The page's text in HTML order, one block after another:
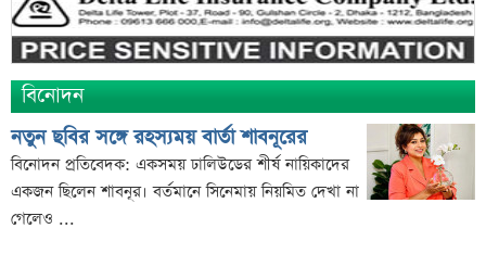
বিনোদন
নতুন ছবির সঙ্গে রহস্যময় বার্তা শাবনূরের
বিনোদন প্রতিবেদক: একসময় ঢালিউডের শীর্ষ নায়িকাদের
একজন ছিলেন শাবনূর। বর্তমানে সিনেমায় নিয়মিত দেখা না
গেলেও ...